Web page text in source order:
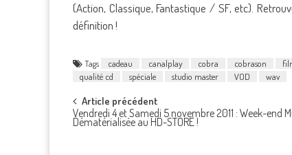
(Action, Classique, Fantastique / SF, etc).
définition !
Tags cadeau canalplay cobra cobrason
qualité cd
spéciale studio master VOD wav
Post
navigation
Article précédent
Vendredi 4 et Samedi 5 novembre 2011 : Week-end
Dématérialisée au HD-STORE !